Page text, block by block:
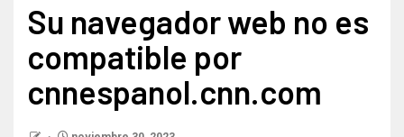
Su navegador web no es
compatible por
cnnespanol.cnn.com